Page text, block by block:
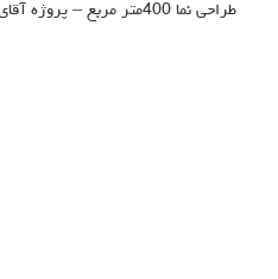
طراحی نما 400متر مربع – پروژه آقای زنوری